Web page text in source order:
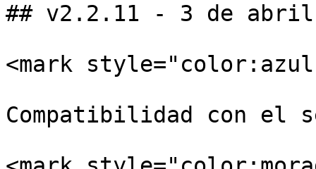
## v2.2.11 - 3 de abril
<mark
Compatibilidad con el